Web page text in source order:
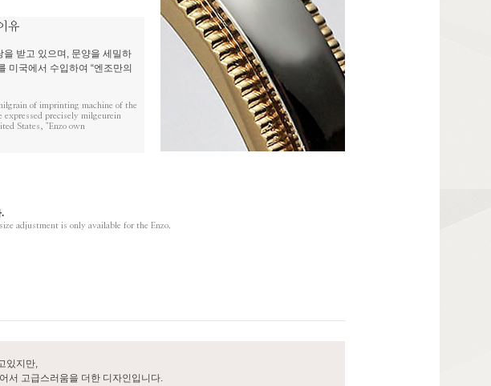
유
받고 있으며, 문양을 세밀하
미국에서 수입하여 “엔조만의
of imprinting machine of the
precisely milgeurein
States, "Enzo own
adjustment is only available for the Enzo.
있지만,
서 고급스러움을 더한 디자인입니다.